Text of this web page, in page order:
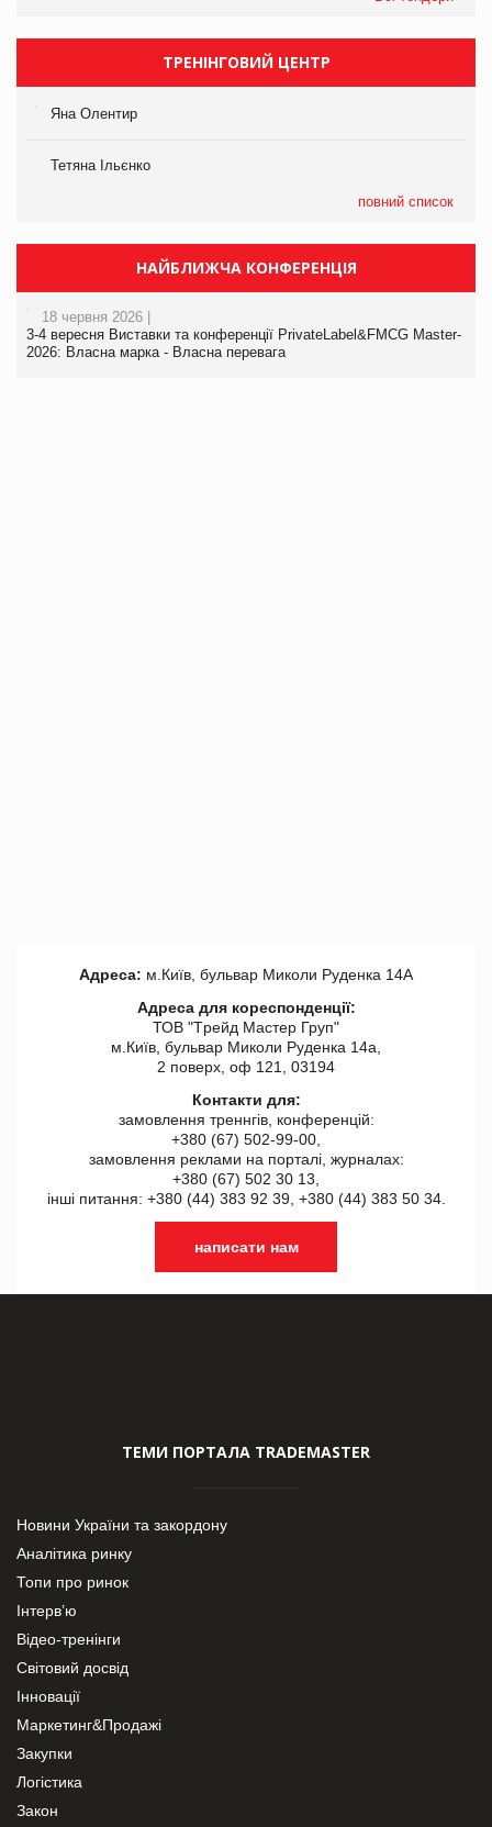
ТРЕНІНГОВИЙ ЦЕНТР
Яна Олентир
Тетяна Ільєнко
повний список
НАЙБЛИЖЧА КОНФЕРЕНЦІЯ
18 червня 2026 |
3-4 вересня Виставки та конференції PrivateLabel&FMCG Master-
2026: Власна марка - Власна перевага
Адреса: м.Київ, бульвар Миколи Руденка 14А
Адреса для кореспонденції:
ТОВ "Tрейд Мастер Груп"
м.Київ, бульвар Миколи Руденка 14а,
2 поверх, оф 121, 03194
Контакти для:
замовлення треннгів, конференцій:
+380 (67) 502-99-00,
замовлення реклами на порталі, журналах:
+380 (67) 502 30 13,
інші питання: +380 (44) 383 92 39, +380 (44) 383 50 34.
написати нам
ТЕМИ ПОРТАЛА TRADEMASTER
Новини України та закордону
Аналітика ринку
Топи про ринок
Інтерв’ю
Відео-тренінги
Світовий досвід
Інновації
Маркетинг&Продажі
Закупки
Логістика
Закон